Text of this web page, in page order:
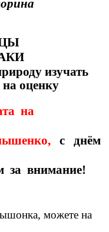
изучать
на
с днём
за внимание!
можете на